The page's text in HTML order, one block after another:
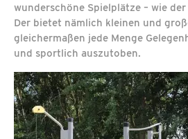
wunderschöne Spielplätze – wie
Der bietet nämlich kleinen und
gleichermaßen jede Menge
und sportlich auszutoben.